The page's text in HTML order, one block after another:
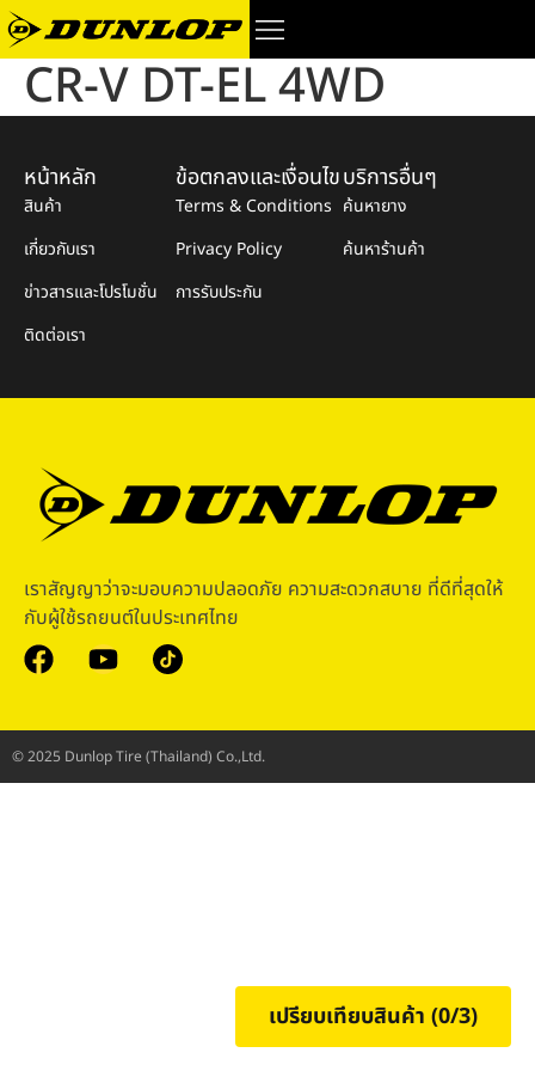
CR-V DT-EL 4WD
© 2025 Dunlop Tire (Thailand) Co.,Ltd.
เราสัญญาว่าจะมอบความปลอดภัย ความสะดวกสบาย ที่ดีที่สุดให้
กับผู้ใช้รถยนต์ในประเทศไทย
หน้าหลัก
สินค้า
เกี่ยวกับเรา
ข่าวสารและโปรโมชั่น
ติดต่อเรา
ข้อตกลงและเงื่อนไข
Terms & Conditions
Privacy Policy
การรับประกัน
บริการอื่นๆ
ค้นหายาง
ค้นหาร้านค้า
เปรียบเทียบสินค้า (0/3)